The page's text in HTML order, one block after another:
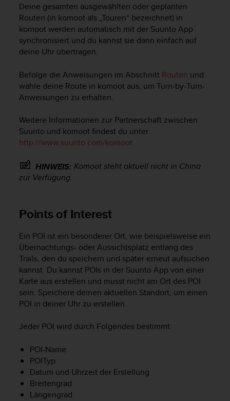
Deine gesamten ausgewählten oder geplanten
Routen (in komoot als „Touren“ bezeichnet) in
komoot werden automatisch mit der Suunto App
synchronisiert und du kannst sie dann einfach auf
deine Uhr übertragen.
Befolge die Anweisungen im Abschnitt Routen und
wähle deine Route in komoot aus, um Turn-by-Turn-
Anweisungen zu erhalten.
Weitere Informationen zur Partnerschaft zwischen
Suunto und komoot findest du unter
http://www.suunto.com/komoot
HINWEIS: Komoot steht aktuell nicht in China
zur Verfügung.
Points of Interest
Ein POI ist ein besonderer Ort, wie beispielsweise ein
Übernachtungs- oder Aussichtsplatz entlang des
Trails, den du speichern und später erneut aufsuchen
kannst. Du kannst POIs in der Suunto App von einer
Karte aus erstellen und musst nicht am Ort des POI
sein. Speichere deinen aktuellen Standort, um einen
POI in deiner Uhr zu erstellen.
Jeder POI wird durch Folgendes bestimmt:
POI-Name
POI­Typ
Datum und Uhrzeit der Erstellung
Breitengrad
Längengrad